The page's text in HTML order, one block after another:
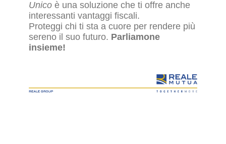
Unicoè una soluzione che ti offre anche
interessanti vantaggi fiscali.
Proteggi chi ti sta a cuore per rendere più
sereno il suo futuro. Parliamone
insieme!